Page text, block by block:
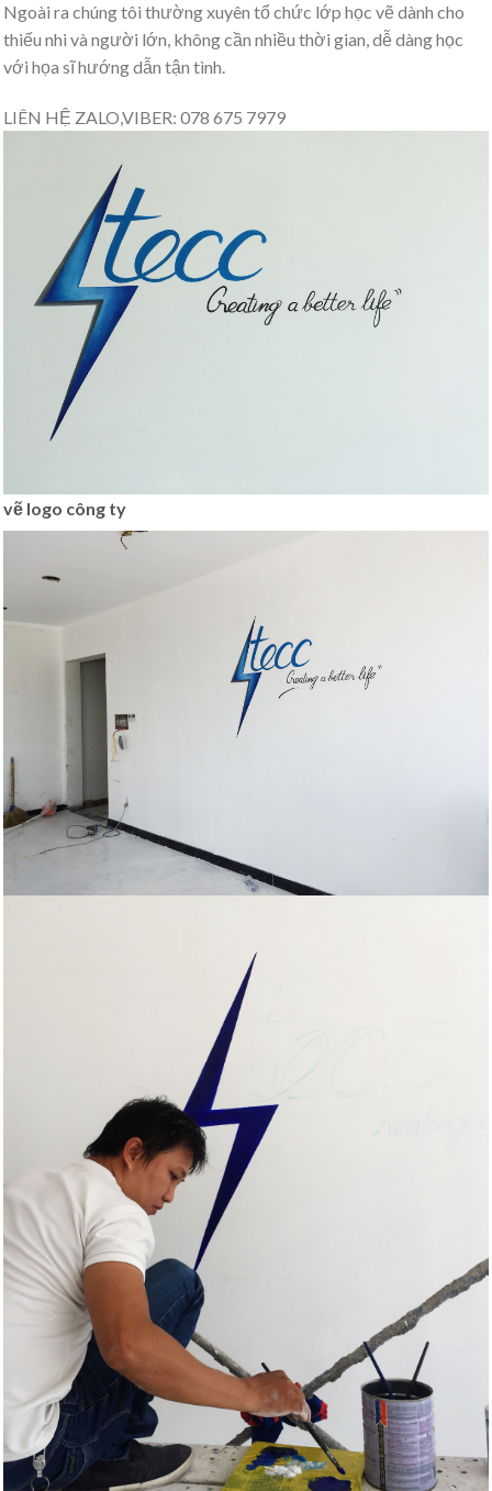
Ngoài ra chúng tôi thường xuyên tổ chức lớp học vẽ dành cho
thiếu nhi và người lớn, không cần nhiều thời gian, dễ dàng học
với họa sĩ hướng dẫn tận tình.
LIÊN HỆ ZALO,VIBER: 078 675 7979
vẽ logo công ty